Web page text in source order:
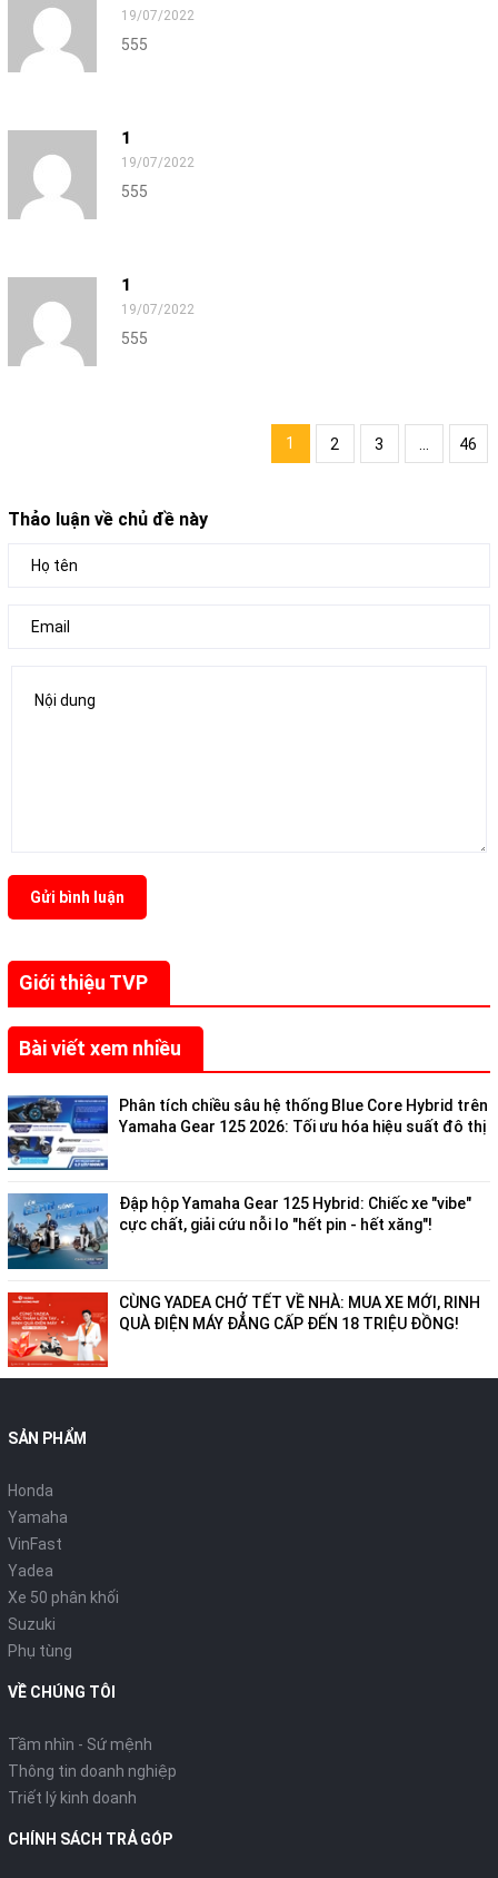
Giới thiệu TVP
Bài viết xem nhiều
Phân tích chiều sâu hệ thống Blue Core Hybrid trên
Yamaha Gear 125 2026: Tối ưu hóa hiệu suất đô thị
Đập hộp Yamaha Gear 125 Hybrid: Chiếc xe "vibe"
cực chất, giải cứu nỗi lo "hết pin - hết xăng"!
CÙNG YADEA CHỞ TẾT VỀ NHÀ: MUA XE MỚI, RINH
QUÀ ĐIỆN MÁY ĐẲNG CẤP ĐẾN 18 TRIỆU ĐỒNG!
19/07/2022
555
1
19/07/2022
555
1
19/07/2022
555
1 2 3 46
Thảo luận về chủ đề này
Gửi bình luận
SẢN PHẨM
Honda
Yamaha
VinFast
Yadea
Xe 50 phân khối
Suzuki
Phụ tùng
VỀ CHÚNG TÔI
Tầm nhìn - Sứ mệnh
Thông tin doanh nghiệp
Triết lý kinh doanh
CHÍNH SÁCH TRẢ GÓP